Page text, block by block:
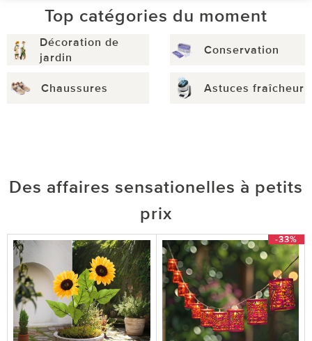
Top catégories du moment
Décoration de
jardin
Conservation
Chaussures Astuces fraîcheur
Des affaires sensationelles à petits
prix
-33%